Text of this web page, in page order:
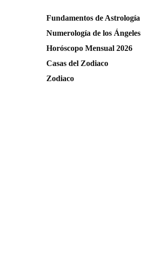
Fundamentos de Astrología
Numerología de los Ángeles
Horóscopo Mensual 2026
Casas del Zodiaco
Zodiaco